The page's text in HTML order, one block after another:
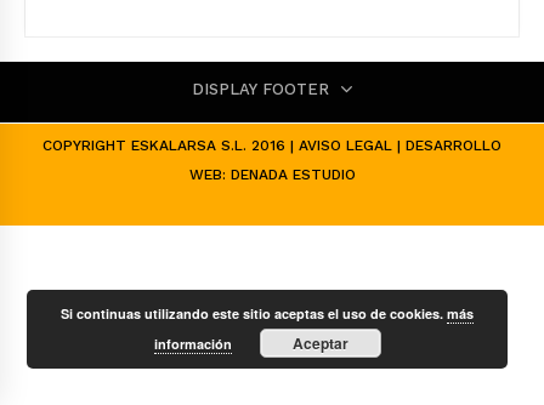
DISPLAY FOOTER
COPYRIGHT ESKALARSA S.L. 2016 | AVISO LEGAL | DESARROLLO
WEB: DENADA ESTUDIO
Si continuas utilizando este sitio aceptas el uso de cookies.más
información
Aceptar